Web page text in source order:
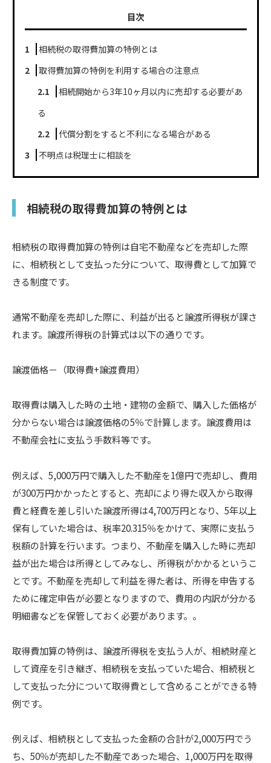
目次
1
相続税の取得費加算の特例とは
2
取得費加算の特例を利用する場合の注意点
2.1
相続開始から3年10ヶ月以内に売却する必要があ
る
2.2
代償分割をすると不利になる場合がある
3
不明点は税理士に相談を
相続税の取得費加算の特例とは
相続税の取得費加算の特例は自宅不動産などを売却した際
に、相続税として支払った分について、取得費として加算で
きる制度です。
通常不動産を売却した際に、利益が出ると譲渡所得税が課さ
れます。譲渡所得税の計算式は以下の通りです。
譲渡価格－（取得費+譲渡費用）
取得費は購入した時の土地・建物の金額で、購入した価格が
分からない場合は譲渡価格の5％で計算します。譲渡費用は
不動産会社に支払う手数料等です。
例えば、5,000万円で購入した不動産を1億円で売却し、費用
が300万円かかったとすると、売却により得た収入から取得
費と経費を差し引いた譲渡所得は4,700万円となり、5年以上
保有していた場合は、税率20.315％をかけて、実際に支払う
税額の計算を行います。つまり、不動産を購入した時に売却
益が出た場合は所得としてみなし、所得税がかかるというこ
とです。不動産を売却して利益を得た者は、所得を申告する
ために確定申告が必要となりますので、費用の内訳が分かる
明細書などを保管しておく必要があります。。
取得費加算の特例は、譲渡所得税を支払う人が、相続財産と
して資産を引き継ぎ、相続税を支払っていた場合、相続税と
して支払った分について取得費として含めることができる特
例です。
例えば、相続税として支払った金額の合計が2,000万円でう
ち、50％が売却した不動産であった場合、1,000万円を取得